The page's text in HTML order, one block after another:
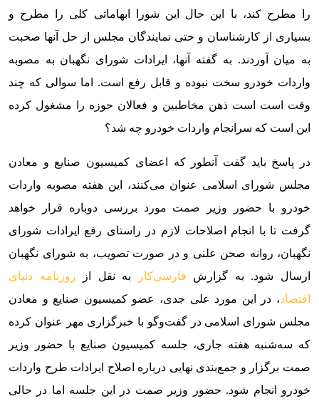
را مطرح کند، با این حال این شورا ابهاماتی کلی را مطرح و
بسیاری از کارشناسان و حتی نمایندگان مجلس از حل آنها صحبت
به میان آوردند. به گفته آنها، ایرادات شورای نگهبان به مصوبه
واردات خودرو سخت نبوده و قابل رفع است. اما سوالی که چند
وقت است است ذهن مخاطبین و فعالان حوزه را مشغول کرده
این است که سرانجام واردات خودرو چه شد؟
در پاسخ باید گفت آنطور که اعضای کمیسیون صنایع و معادن
مجلس شورای اسلامی عنوان می‌کنند، این هفته مصوبه واردات
خودرو با حضور وزیر صمت مورد بررسی دوباره قرار خواهد
گرفت تا با انجام اصلاحات لازم در راستای رفع ایرادات شورای
نگهبان، روانه صحن علنی و در صورت تصویب، به شورای نگهبان
ارسال شود. به گزارش فارسی‌کار به نقل از روزنامه دنیای
اقتصاد، در این مورد علی جدی، عضو کمیسیون صنایع و معادن
مجلس شورای اسلامی در گفت‌وگو با خبرگزاری مهر عنوان کرده
که سه‌شنبه هفته جاری، جلسه کمیسیون صنایع با حضور وزیر
صمت برگزار و جمع‌بندی نهایی درباره اصلاح ایرادات طرح واردات
خودرو انجام شود. حضور وزیر صمت در این جلسه اما در حالی